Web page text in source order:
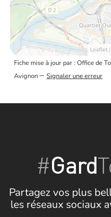
Leaflet
Fiche mise à jour par : Office de
Avignon– Signaler une erreur
#Gard
Partagez vos plus
les réseaux sociaux